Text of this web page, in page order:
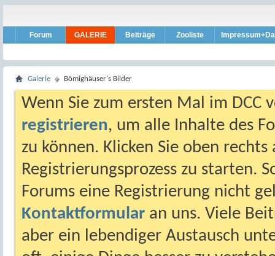
Forum GALERIE Beiträge Zooliste
Galerie Bömighäuser's Bilder
Wenn Sie zum ersten Mal im DCC
registrieren, um alle Inhalte des
zu können. Klicken Sie oben
Registrierungsprozess zu starten.
Forums eine Registrierung nicht
Kontaktformular an uns. Viele
aber ein lebendiger Austausch